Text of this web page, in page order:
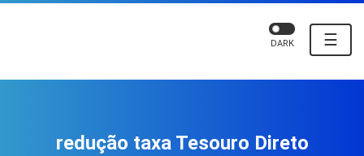
☰
DARK
redução taxa Tesouro Direto